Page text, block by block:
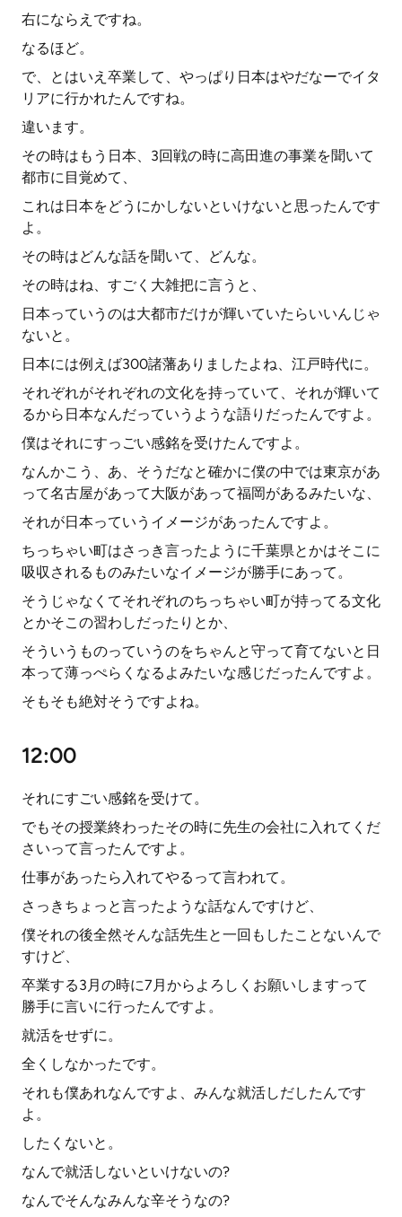
右にならえですね。
なるほど。
で、とはいえ卒業して、やっぱり日本はやだなーでイタ
リアに行かれたんですね。
違います。
その時はもう日本、3回戦の時に高田進の事業を聞いて
都市に目覚めて、
これは日本をどうにかしないといけないと思ったんです
よ。
その時はどんな話を聞いて、どんな。
その時はね、すごく大雑把に言うと、
日本っていうのは大都市だけが輝いていたらいいんじゃ
ないと。
日本には例えば300諸藩ありましたよね、江戸時代に。
それぞれがそれぞれの文化を持っていて、それが輝いて
るから日本なんだっていうような語りだったんですよ。
僕はそれにすっごい感銘を受けたんですよ。
なんかこう、あ、そうだなと確かに僕の中では東京があ
って名古屋があって大阪があって福岡があるみたいな、
それが日本っていうイメージがあったんですよ。
ちっちゃい町はさっき言ったように千葉県とかはそこに
吸収されるものみたいなイメージが勝手にあって。
そうじゃなくてそれぞれのちっちゃい町が持ってる文化
とかそこの習わしだったりとか、
そういうものっていうのをちゃんと守って育てないと日
本って薄っぺらくなるよみたいな感じだったんですよ。
そもそも絶対そうですよね。
12:00
それにすごい感銘を受けて。
でもその授業終わったその時に先生の会社に入れてくだ
さいって言ったんですよ。
仕事があったら入れてやるって言われて。
さっきちょっと言ったような話なんですけど、
僕それの後全然そんな話先生と一回もしたことないんで
すけど、
卒業する3月の時に7月からよろしくお願いしますって
勝手に言いに行ったんですよ。
就活をせずに。
全くしなかったです。
それも僕あれなんですよ、みんな就活しだしたんです
よ。
したくないと。
なんで就活しないといけないの?
なんでそんなみんな辛そうなの?